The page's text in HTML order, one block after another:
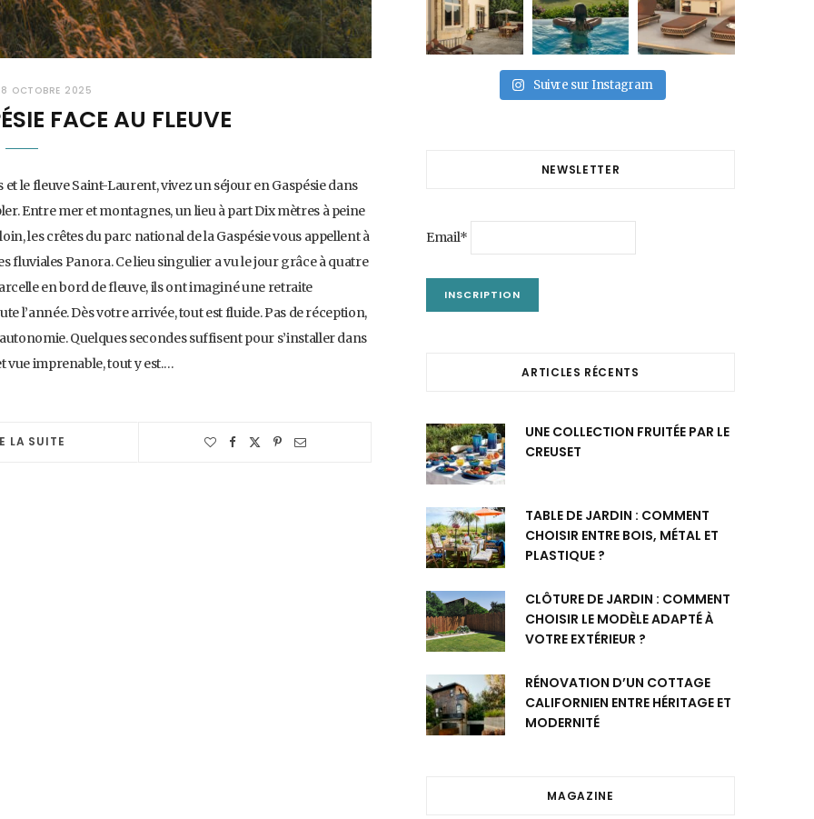
8 OCTOBRE 2025
FACE AU FLEUVE
le fleuve Saint-Laurent, vivez un séjour en Gaspésie dans
Entre mer et montagnes, un lieu à part Dix mètres à peine
les crêtes du parc national de la Gaspésie vous appellent à
fluviales Panora. Ce lieu singulier a vu le jour grâce à quatre
en bord de fleuve, ils ont imaginé une retraite
l’année. Dès votre arrivée, tout est fluide. Pas de réception,
Quelques secondes suffisent pour s’installer dans
vue imprenable, tout y est.…
LA SUITE
Suivre sur Instagram
NEWSLETTER
Email*
ARTICLES RÉCENTS
UNE COLLECTION FRUITÉE PAR LE
CREUSET
TABLE DE JARDIN : COMMENT
CHOISIR ENTRE BOIS, MÉTAL ET
PLASTIQUE ?
CLÔTURE DE JARDIN : COMMENT
CHOISIR LE MODÈLE ADAPTÉ À
VOTRE EXTÉRIEUR ?
RÉNOVATION D’UN COTTAGE
CALIFORNIEN ENTRE HÉRITAGE ET
MODERNITÉ
MAGAZINE